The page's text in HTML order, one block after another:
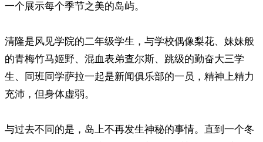
一个展示每个季节之美的岛屿。
清隆是风见学院的二年级学生，与学校偶像梨花、妹妹般
的青梅竹马姬野、混血表弟查尔斯、跳级的勤奋大三学
生、同班同学萨拉一起是新闻俱乐部的一员，精神上精力
充沛，但身体虚弱。
与过去不同的是，岛上不再发生神秘的事情。直到一个冬